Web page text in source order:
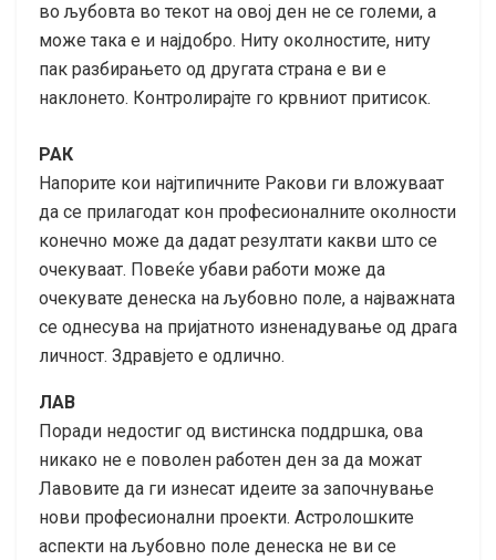
во љубовта во текот на овој ден не се големи, а
може така е и најдобро. Ниту околностите, ниту
пак разбирањето од другата страна е ви е
наклонето. Контролирајте го крвниот притисок.
РАК
Напорите кои најтипичните Ракови ги вложуваат
да се прилагодат кон професионалните околности
конечно може да дадат резултати какви што се
очекуваат. Повеќе убави работи може да
очекувате денеска на љубовно поле, а најважната
се однесува на пријатното изненадување од драга
личност. Здравјето е одлично.
ЛАВ
Поради недостиг од вистинска поддршка, ова
никако не е поволен работен ден за да можат
Лавовите да ги изнесат идеите за започнување
нови професионални проекти. Астролошките
аспекти на љубовно поле денеска не ви се